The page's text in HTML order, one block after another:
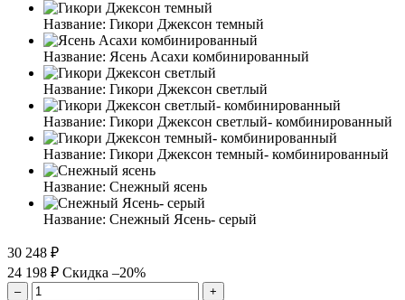
Название: Гикори Джексон темный
Название: Ясень Асахи комбинированный
Название: Гикори Джексон светлый
Название: Гикори Джексон светлый- комбинированный
Название: Гикори Джексон темный- комбинированный
Название: Снежный ясень
Название: Снежный Ясень- серый
30 248 ₽
24 198 ₽ Скидка –20%
– +